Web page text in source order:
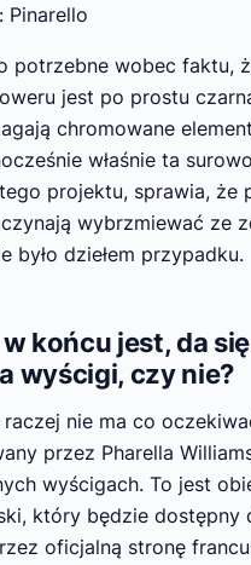
Pinarello
potrzebne wobec faktu,
jest po prostu
chromowane
właśnie ta
projektu, sprawia, że
wybrzmiewać ze
było dziełem przypadku.
końcu jest, da
wyścigi, czy nie?
raczej nie ma co
przez Pharella
wyścigach. To jest
który będzie dostępny
oficjalną stronę